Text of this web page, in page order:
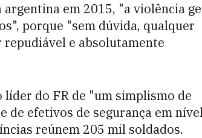
em 2015, "a violência
porque "sem dúvida, qualquer
e absolutamente
líder do FR de "um simplismo de
de efetivos de segurança em
reúnem 205 mil soldados.